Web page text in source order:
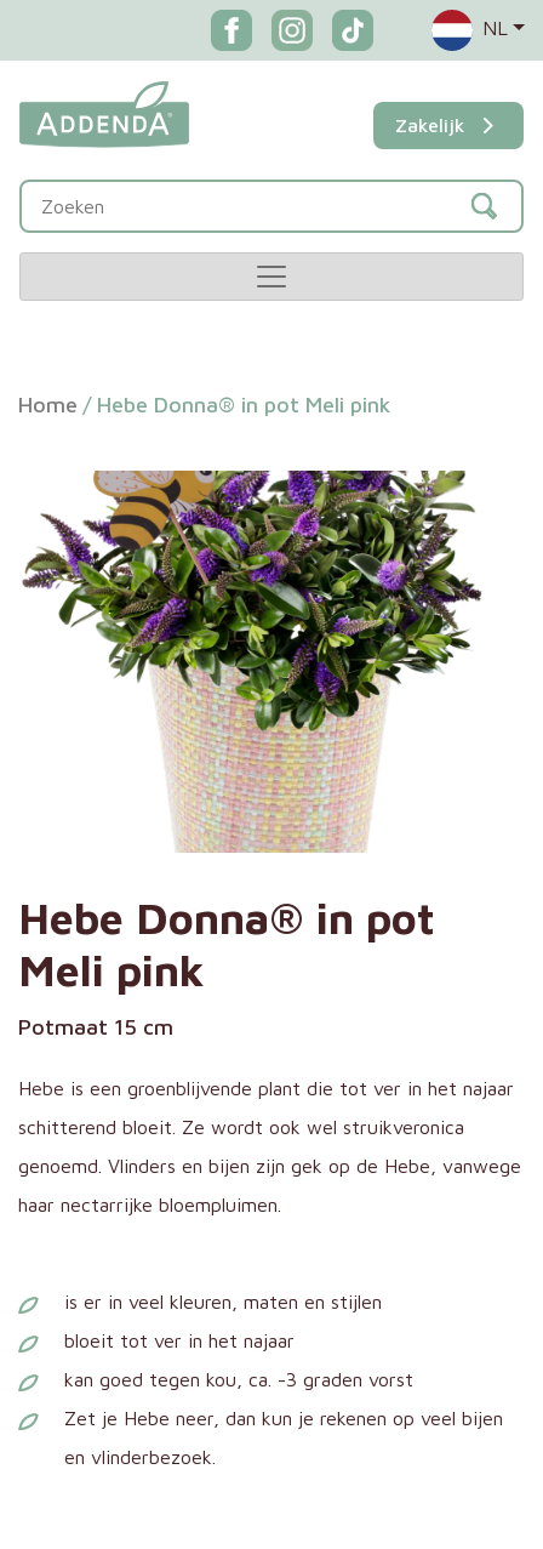
NL
Zakelijk
Home / Hebe Donna® in pot Meli pink
Hebe Donna® in pot
Meli pink
Potmaat 15 cm
Hebe is een groenblijvende plant die tot ver in het najaar
schitterend bloeit. Ze wordt ook wel struikveronica
genoemd. Vlinders en bijen zijn gek op de Hebe, vanwege
haar nectarrijke bloempluimen.
is er in veel kleuren, maten en stijlen
bloeit tot ver in het najaar
kan goed tegen kou, ca. -3 graden vorst
Zet je Hebe neer, dan kun je rekenen op veel bijen
en vlinderbezoek.